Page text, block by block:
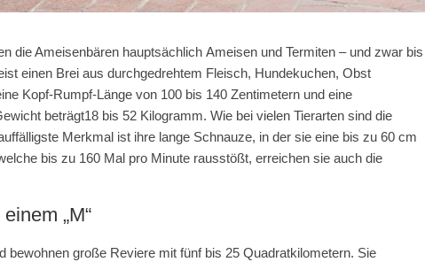
die Ameisenbären hauptsächlich Ameisen und Termiten – und zwar bis
einen Brei aus durchgedrehtem Fleisch, Hundekuchen, Obst
Kopf-Rumpf-Länge von 100 bis 140 Zentimetern und eine
beträgt18 bis 52 Kilogramm. Wie bei vielen Tierarten sind die
Merkmal ist ihre lange Schnauze, in der sie eine bis zu 60 cm
bis zu 160 Mal pro Minute rausstößt, erreichen sie auch die
„M“
bewohnen große Reviere mit fünf bis 25 Quadratkilometern. Sie